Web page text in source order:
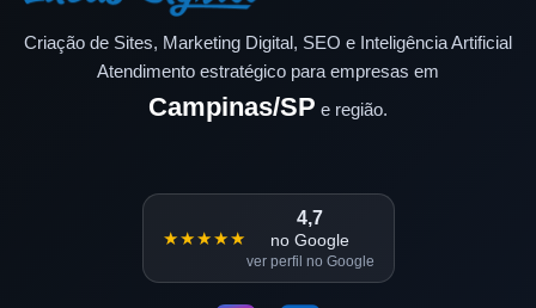
Criação de Sites, Marketing Digital, SEO e Inteligência Artificial
Atendimento estratégico para empresas em
Campinas/SP e região.
★★★★★
4,7
no Google
ver perfil no Google